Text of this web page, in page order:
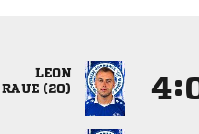

 
: